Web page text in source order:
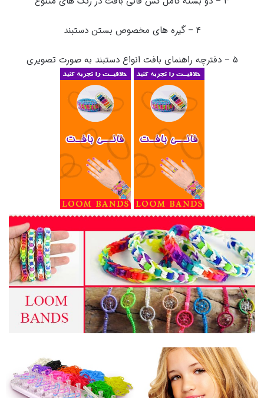
۴ – گیره های مخصوص بستن دستبند
۵ – دفترچه راهنمای بافت انواع دستبند به صورت تصویری